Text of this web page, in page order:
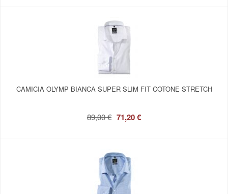
CAMICIA OLYMP BIANCA SUPER SLIM FIT COTONE STRETCH
89,00 € 71,20 €